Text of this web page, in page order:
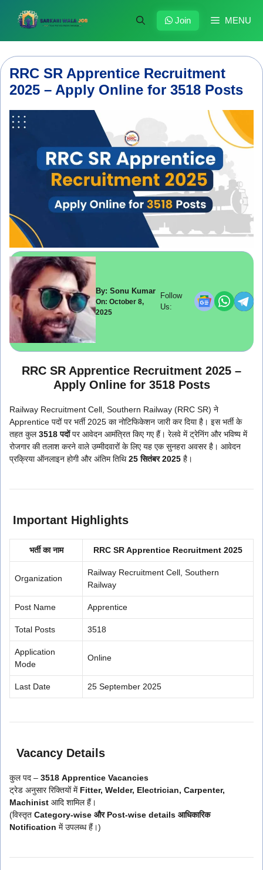
content
MENU
Join
RRC SR Apprentice Recruitment
2025 – Apply Online for 3518 Posts
By: Sonu Kumar
On: October 8,
2025
Follow
Us:
RRC SR Apprentice Recruitment 2025 –
Apply Online for 3518 Posts
Railway Recruitment Cell, Southern Railway (RRC SR) ने
Apprentice पदों पर भर्ती 2025 का नोटिफिकेशन जारी कर दिया है। इस भर्ती के
तहत कुल3518 पदोंपर आवेदन आमंत्रित किए गए हैं। रेलवे में ट्रेनिंग और भविष्य में
रोजगार की तलाश करने वाले उम्मीदवारों के लिए यह एक सुनहरा अवसर है। आवेदन
प्रक्रिया ऑनलाइन होगी और अंतिम तिथि25 सितंबर 2025 है।
Important Highlights
भर्ती का नाम RRC SR Apprentice Recruitment 2025
Organization
Railway Recruitment Cell, Southern
Railway
Post Name Apprentice
Total Posts 3518
Application
Mode
Online
Last Date 25 September 2025
Vacancy Details
कुल पद – 3518 Apprentice Vacancies
ट्रेड अनुसार रिक्तियों में Fitter, Welder, Electrician, Carpenter,
Machinist आदि शामिल हैं।
(विस्तृत Category-wise और Post-wise details आधिकारिक
Notification में उपलब्ध हैं।)